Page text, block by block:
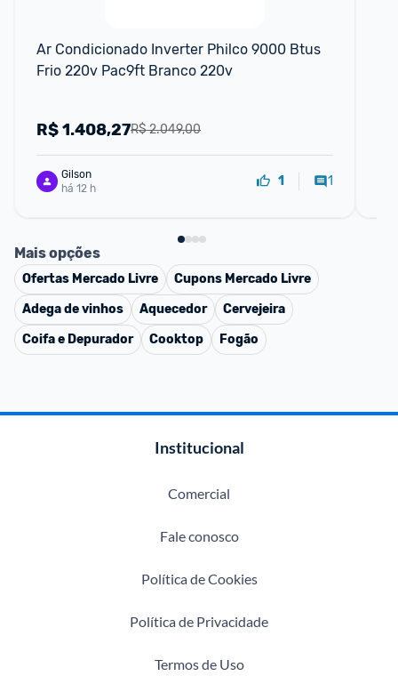
Ar Condicionado Inverter Philco 9000 Btus
Frio 220v Pac9ft Branco 220v
R$ 2.049,00
R$1.408,27
Gilson
há 12 h
1 1
Mais opções
Ofertas Mercado Livre Cupons Mercado Livre
Adega de vinhos
Aquecedor
Cervejeira
Coifa e Depurador
Cooktop Fogão
Institucional
Comercial
Fale conosco
Política de Cookies
Política de Privacidade
Termos de Uso